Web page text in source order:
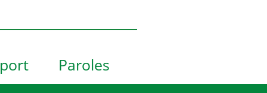
Paroles